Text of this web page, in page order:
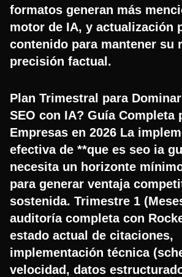
formatos generan más
motor de IA, y actualización
contenido para mantener su
precisión factual.
Plan Trimestral para Dominar
SEO con IA? Guía Completa
Empresas en 2026 La
efectiva de **que es seo ia
necesita un horizonte
para generar ventaja
sostenida. Trimestre 1
auditoría completa con
estado actual de citaciones,
implementación técnica
velocidad, datos